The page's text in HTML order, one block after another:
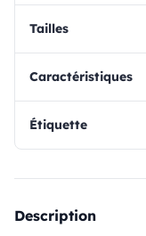
Tailles
Caractéristiques
Étiquette
Description